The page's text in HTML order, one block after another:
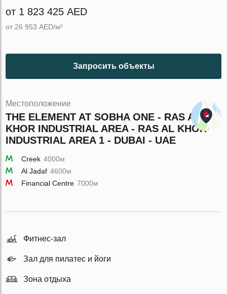
от 1 823 425 AED
от 26 953 AED/м²
Запросить объекты
Местоположение
THE ELEMENT AT SOBHA ONE - RAS AL
KHOR INDUSTRIAL AREA - RAS AL KHOR
INDUSTRIAL AREA 1 - DUBAI - UAE
Creek 4000м
Al Jadaf 4600м
Financial Centre 7000м
Фитнес-зал
Зал для пилатес и йоги
Зона отдыха